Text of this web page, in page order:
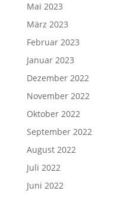
Mai 2023
März 2023
Februar 2023
Januar 2023
Dezember 2022
November 2022
Oktober 2022
September 2022
August 2022
Juli 2022
Juni 2022